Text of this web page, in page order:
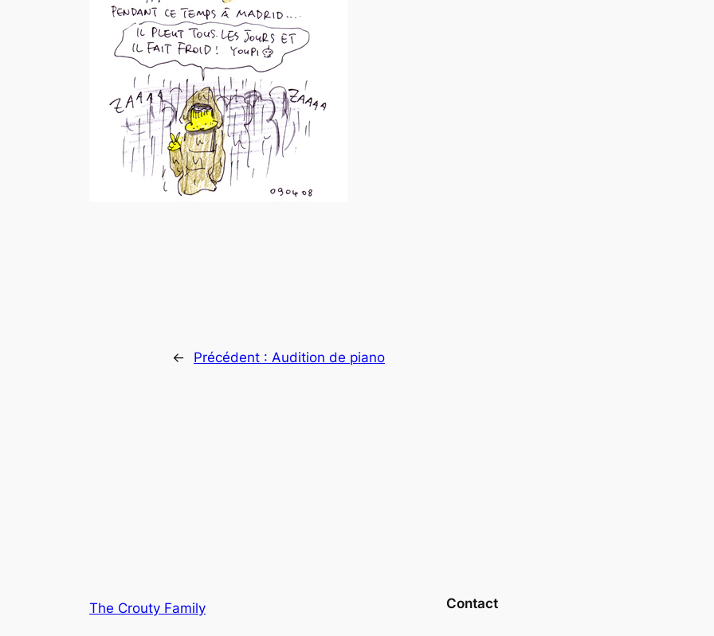
← Précédent : Audition de piano
The Crouty Family Contact